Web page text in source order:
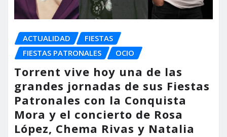
ACTUALIDAD
FIESTAS
FIESTAS PATRONALES
OCIO
Torrent vive hoy una de las
grandes jornadas de sus Fiestas
Patronales con la Conquista
Mora y el concierto de Rosa
López, Chema Rivas y Natalia